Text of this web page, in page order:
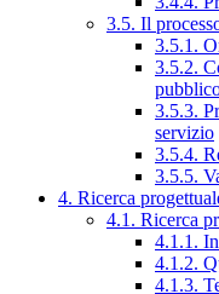
3.5. Il
3.5.1.
3.5.2.
3.5.3.
servizio
3.5.4.
3.5.5.
4. Ricerca
4.1. Ricerca
4.1.1.
4.1.2.
4.1.3.